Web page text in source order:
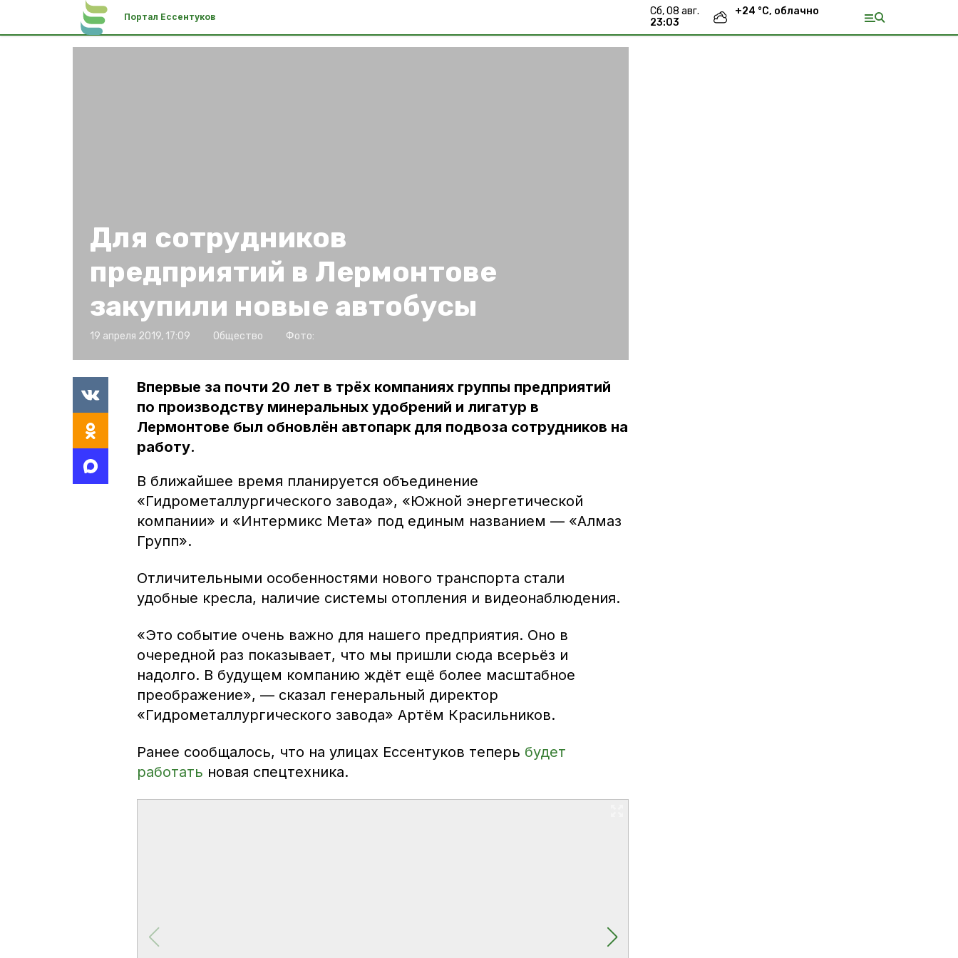
Портал Ессентуков
сб, 08 авг.
23:03
+24 °С, облачно
Для сотрудников
предприятий в Лермонтове
закупили новые автобусы
19 апреля 2019, 17:09 Общество Фото:
Впервые за почти 20 лет в трёх компаниях группы предприятий
по производству минеральных удобрений и лигатур в
Лермонтове был обновлён автопарк для подвоза сотрудников на
работу.
В ближайшее время планируется объединение
«Гидрометаллургического завода», «Южной энергетической
компании» и «Интермикс Мета» под единым названием — «Алмаз
Групп».
Отличительными особенностями нового транспорта стали
удобные кресла, наличие системы отопления и видеонаблюдения.
«Это событие очень важно для нашего предприятия. Оно в
очередной раз показывает, что мы пришли сюда всерьёз и
надолго. В будущем компанию ждёт ещё более масштабное
преображение», — сказал генеральный директор
«Гидрометаллургического завода» Артём Красильников.
Ранее сообщалось, что на улицах Ессентуков теперь будет
работать новая спецтехника.